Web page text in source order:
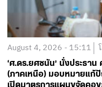
August 4, 2026 - 15:11
‘ศ.ดร.ยศชนัน’ นั่งประธา
(ภาคเหนือ) มอบหมายแก้
เปิดมาตรการแผนขจัดคอ